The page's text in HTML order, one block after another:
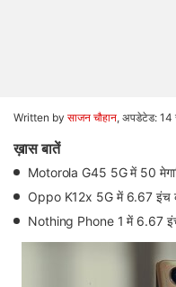
Written by साजन चौहान, अपडेटेड: 14
ख़ास बातें
Motorola G45 5G में 50
Oppo K12x 5G में 6.67 इंच
Nothing Phone 1 में 6.67